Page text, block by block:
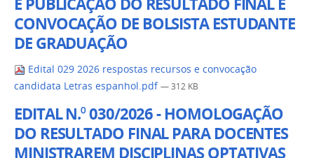
CONVOCAÇÃO DE BOLSISTA ESTUDANTE
DE GRADUAÇÃO
Edital 029 2026 respostas recursos e convocação
candidata Letras espanhol.pdf — 312 KB
EDITAL N.⁰ 030/2026 - HOMOLOGAÇÃO
DO RESULTADO FINAL PARA DOCENTES
MINISTRAREM DISCIPLINAS OPTATIVAS